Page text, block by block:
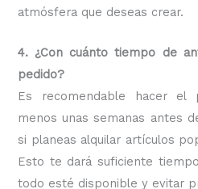
atmósfera que deseas crear.
4. ¿Con cuánto tiempo de
pedido?
Es recomendable hacer el
menos unas semanas antes
si planeas alquilar artículos
Esto te dará suficiente
todo esté disponible y evitar